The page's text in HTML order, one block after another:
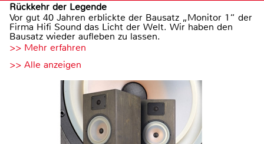
Rückkehr der Legende
Vor gut 40 Jahren erblickte der Bausatz „Monitor 1“ der
Firma Hifi Sound das Licht der Welt. Wir haben den
Bausatz wieder aufleben zu lassen.
>> Mehr erfahren
>> Alle anzeigen